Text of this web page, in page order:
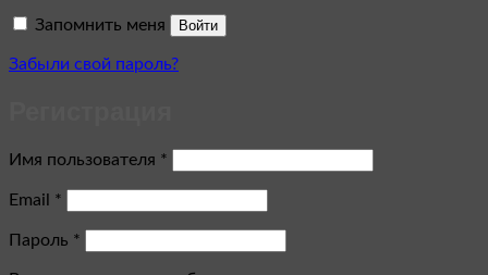
Запомнить меня Войти
Забыли свой пароль?
Имя пользователя *
Email *
Пароль *